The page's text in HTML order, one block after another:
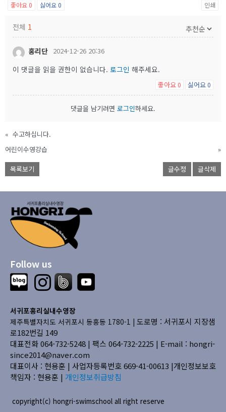
좋아요 0 싫어요0 인쇄
전체 1
홍리단 2024-12-26 20:36
이 댓글을 읽을 권한이 없습니다. 로그인 해주세요.
좋아요 0 싫어요0
댓글을 남기려면 로그인하세요.
« 수고하십니다.
어린이수영강습
»
목록보기 글수정 글삭제
Follow us
서귀포홍리실내수영장
제주특별자치도 서귀포시 동홍동 1780-1 | 도로명 : 서귀포시 지장샘
로182번길 149
대표전화 064-732-5248 | 팩스 064-732-2225 | E-mail : hongri-
since2014@naver.com
대표이사 : 현용훈 | 사업자등록번호 669-41-00613 |개인정보보호
책임자 : 현용훈 | 개인정보취급방침
copyright(c) hongri-swimschool all right reserve